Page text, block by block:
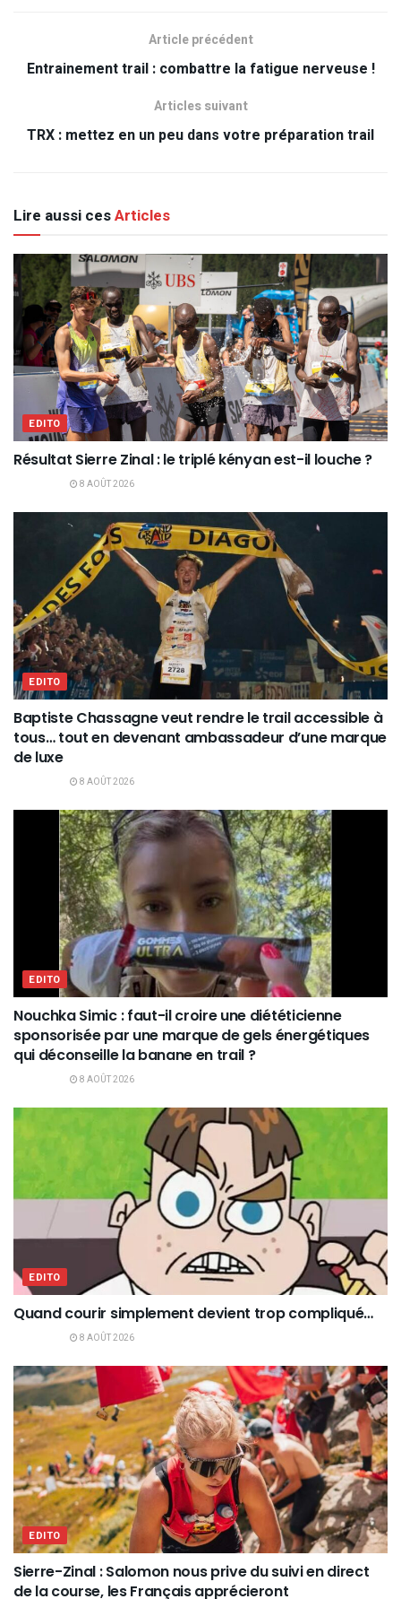
Article précédent
Entrainement trail : combattre la fatigue nerveuse !
Articles suivant
TRX : mettez en un peu dans votre préparation trail
Lire aussi cesArticles
EDITO
Résultat Sierre Zinal : le triplé kényan est-il louche ?
8 AOÛT 2026
EDITO
Baptiste Chassagne veut rendre le trail accessible à
tous… tout en devenant ambassadeur d’une marque
de luxe
8 AOÛT 2026
EDITO
Nouchka Simic : faut-il croire une diététicienne
sponsorisée par une marque de gels énergétiques
qui déconseille la banane en trail ?
8 AOÛT 2026
EDITO
Quand courir simplement devient trop compliqué…
8 AOÛT 2026
EDITO
Sierre-Zinal : Salomon nous prive du suivi en direct
de la course, les Français apprécieront